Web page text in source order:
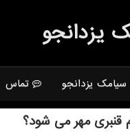
یزدانجو
سیامک یزدانجو تماس
قنبری مهر می شود؟